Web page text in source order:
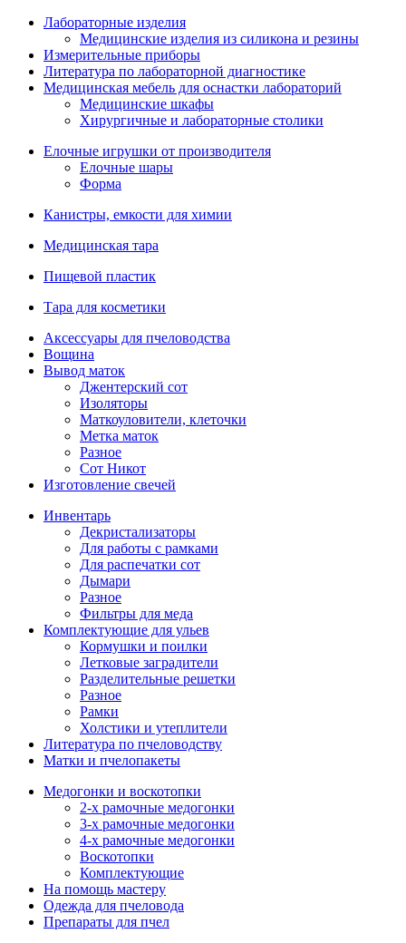
Лабораторные изделия
Медицинские изделия из силикона и резины
Измерительные приборы
Литература по лабораторной диагностике
Медицинская мебель для оснастки лабораторий
Медицинские шкафы
Хирургичные и лабораторные столики
Елочные игрушки от производителя
Елочные шары
Форма
Канистры, емкости для химии
Медицинская тара
Пищевой пластик
Тара для косметики
Аксессуары для пчеловодства
Вощина
Вывод маток
Джентерский сот
Изоляторы
Маткоуловители, клеточки
Метка маток
Разное
Сот Никот
Изготовление свечей
Инвентарь
Декристализаторы
Для работы с рамками
Для распечатки сот
Дымари
Разное
Фильтры для меда
Комплектующие для ульев
Кормушки и поилки
Летковые заградители
Разделительные решетки
Разное
Рамки
Холстики и утеплители
Литература по пчеловодству
Матки и пчелопакеты
Медогонки и воскотопки
2-х рамочные медогонки
3-х рамочные медогонки
4-х рамочные медогонки
Воскотопки
Комплектующие
На помощь мастеру
Одежда для пчеловода
Препараты для пчел